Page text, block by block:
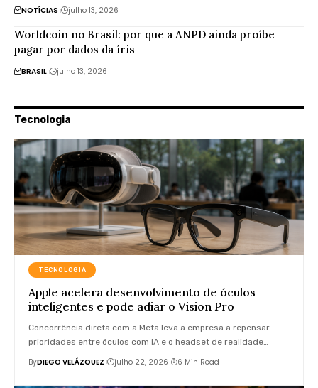
NOTÍCIAS julho 13, 2026
Worldcoin no Brasil: por que a ANPD ainda proíbe
pagar por dados da íris
BRASIL julho 13, 2026
Tecnologia
TECNOLOGIA
Apple acelera desenvolvimento de óculos
inteligentes e pode adiar o Vision Pro
Concorrência direta com a Meta leva a empresa a repensar
prioridades entre óculos com IA e o headset de realidade…
ByDIEGO VELÁZQUEZ julho 22, 2026 6 Min Read